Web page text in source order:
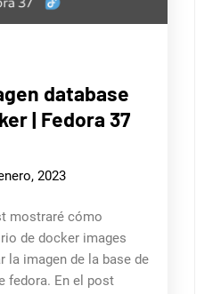
database
| Fedora 37
2023
mostraré cómo
de docker images
la imagen de la base de
fedora. En el post